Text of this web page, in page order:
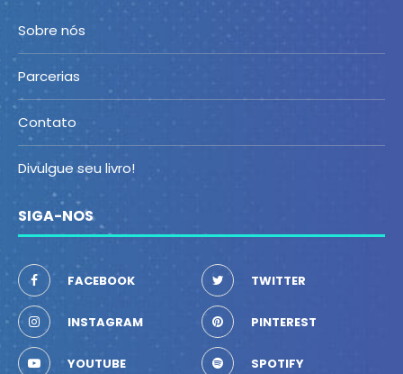
Sobre nós
Parcerias
Contato
Divulgue seu livro!
SIGA-NOS
FACEBOOK TWITTER
INSTAGRAM PINTEREST
YOUTUBE SPOTIFY